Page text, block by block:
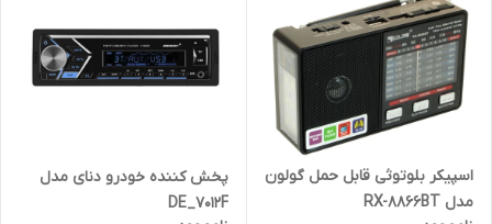
اسپیکر بلوتوثی قابل حمل گولون
مدل RX-8866BT
پخش کننده خودرو دنای مدل
DE_7012F